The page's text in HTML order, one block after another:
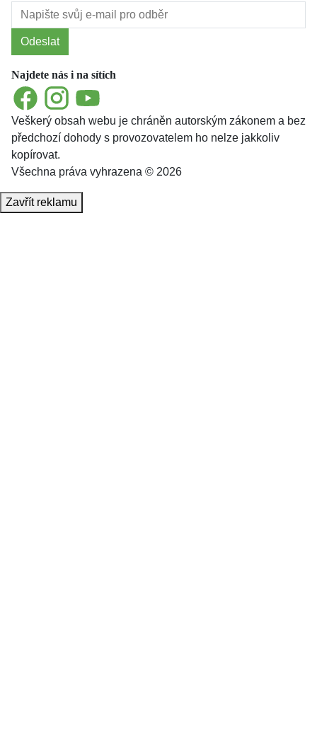
Odeslat
Najdete nás i na sítích
FacebookInstagramYouTube
Veškerý obsah webu je chráněn autorským zákonem a bez
předchozí dohody s provozovatelem ho nelze jakkoliv
kopírovat.
Všechna práva vyhrazena © 2026
Zavřít reklamu